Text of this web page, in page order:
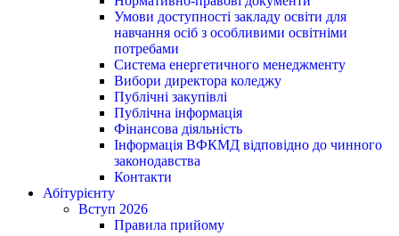
Умови доступності закладу освіти для
навчання осіб з особливими освітніми
потребами
Система енергетичного менеджменту
Вибори директора коледжу
Публічні закупівлі
Публічна інформація
Фінансова діяльність
Інформація ВФКМД відповідно до чинного
законодавства
Контакти
Абітурієнту
Вступ 2026
Правила прийому